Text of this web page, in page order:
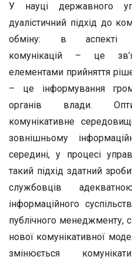
У науці державного
дуалістичний підхід до
обміну: в аспекті
комунікацій – це
елементами прийняття
– це інформування
органів влади.
комунікативне
зовнішньому
середині, у процесі
такий підхід здатний
службовців
інформаційного
публічного менеджменту,
нової комунікативної
змінюється